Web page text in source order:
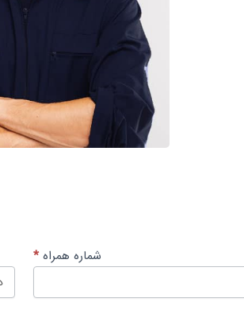
شماره همراه*